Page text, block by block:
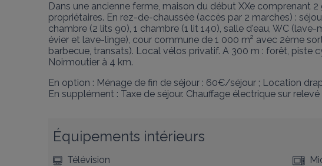
Dans une ancienne ferme, maison du début XXe comprenant
propriétaires. En rez-de-chaussée (accès par 2 marches) :
chambre (2 lits 90), 1 chambre (1 lit 140), salle d'eau, WC
évier et lave-linge), cour commune de 1 000 m² avec 2ème
barbecue, transats). Local vélos privatif. A 300 m : forêt, piste
Noirmoutier à 4 km.
En option : Ménage de fin de séjour : 60€/séjour ; Location
En supplément : Taxe de séjour. Chauffage électrique sur
Équipements intérieurs
Télévision